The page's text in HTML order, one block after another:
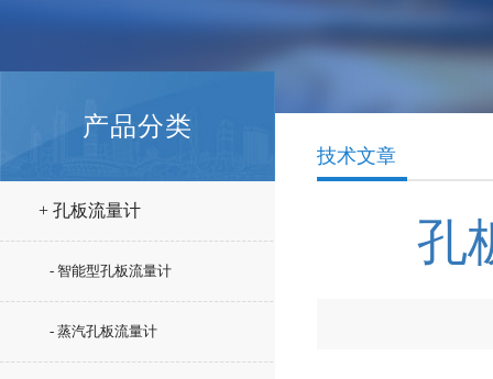
产品分类
+ 孔板流量计
- 智能型孔板流量计
- 蒸汽孔板流量计
技术文章
孔